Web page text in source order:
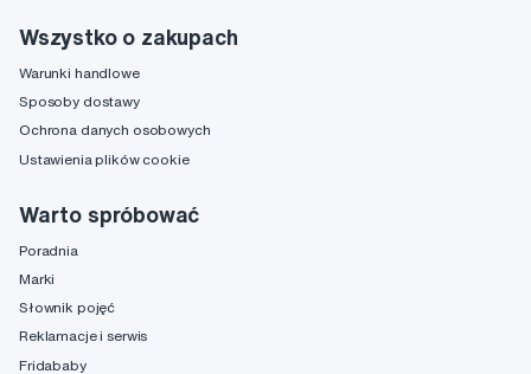
Wszystko o zakupach
Warunki handlowe
Sposoby dostawy
Ochrona danych osobowych
Ustawienia plików cookie
Warto spróbować
Poradnia
Marki
Słownik pojęć
Reklamacje i serwis
Fridababy